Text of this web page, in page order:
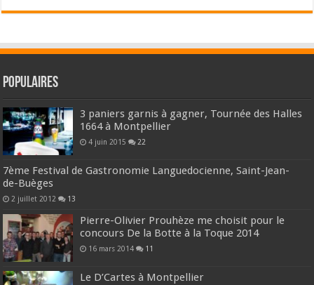
Populaires
3 paniers garnis à gagner, Tournée des Halles
1664 à Montpellier
4 juin 2015 22
7ème Festival de Gastronomie Languedocienne, Saint-Jean-
de-Buèges
2 juillet 2012 13
Pierre-Olivier Prouhèze me choisit pour le
concours De la Botte à la Toque 2014
16 mars 2014 11
Le D’Cartes à Montpellier